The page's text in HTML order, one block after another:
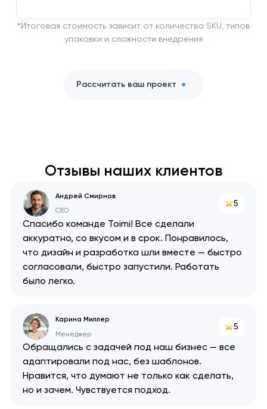
*Итоговая стоимость зависит от количества SKU, типов
упаковки и сложности внедрения
Рассчитать ваш проект
Отзывы наших клиентов
Андрей Смирнов
CEO
5
Спасибо команде Toimi! Все сделали
аккуратно, со вкусом и в срок. Понравилось,
что дизайн и разработка шли вместе — быстро
согласовали, быстро запустили. Работать
было легко.
Карина Миллер
Менеджер
5
Обращались с задачей под наш бизнес — все
адаптировали под нас, без шаблонов.
Нравится, что думают не только как сделать,
но и зачем. Чувствуется подход.